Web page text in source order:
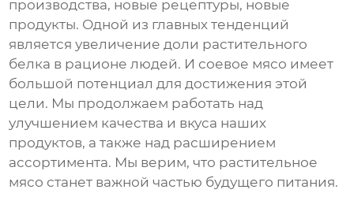
производства, новые рецептуры, новые
продукты. Одной из главных тенденций
является увеличение доли растительного
белка в рационе людей. И соевое мясо имеет
большой потенциал для достижения этой
цели. Мы продолжаем работать над
улучшением качества и вкуса наших
продуктов, а также над расширением
ассортимента. Мы верим, что растительное
мясо станет важной частью будущего питания.